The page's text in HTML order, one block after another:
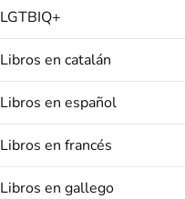
LGTBIQ+
Libros en catalán
Libros en español
Libros en francés
Libros en gallego